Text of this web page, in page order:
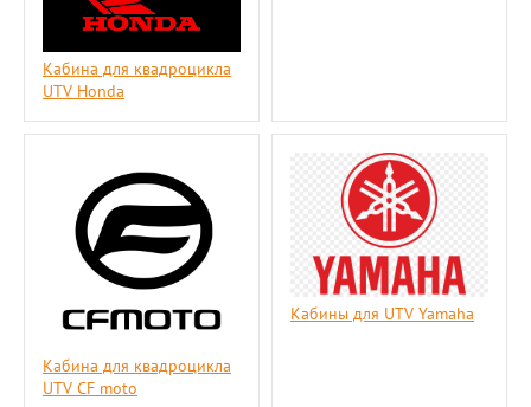
Кабина для квадроцикла
UTV Honda
Кабина для квадроцикла
UTV СF moto
Кабины для UTV Yamaha